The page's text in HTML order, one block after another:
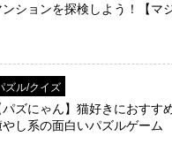
ンションを探検しよう！【マ
ズル/クイズ
パズにゃん】猫好きにおすす
やし系の面白いパズルゲーム